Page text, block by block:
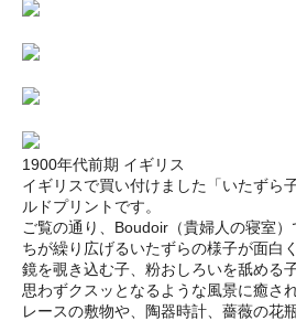
1900年代前期 イギリス
イギリスで買い付けました「いたずら
ルドプリントです。
ご覧の通り、Boudoir（貴婦人の寝室
ちが繰り広げるいたずらの様子が面白く
鏡を覗き込む子、粉おしろいを舐める
思わずクスッとなるような風景に癒され
レースの敷物や、陶器時計、薔薇の花